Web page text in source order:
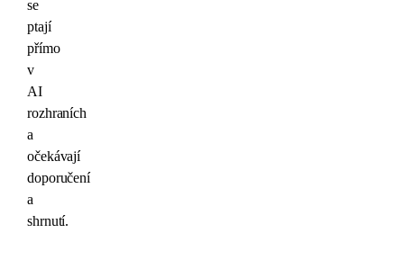
se
ptají
přímo
v
AI
rozhraních
a
očekávají
doporučení
a
shrnutí.